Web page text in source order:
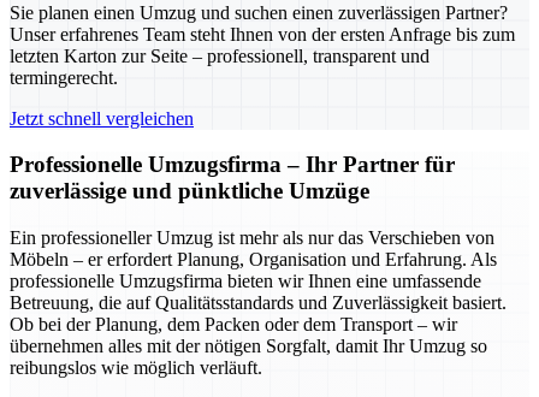
Sie planen einen Umzug und suchen einen zuverlässigen Partner?
Unser erfahrenes Team steht Ihnen von der ersten Anfrage bis zum
letzten Karton zur Seite – professionell, transparent und
termingerecht.
Jetzt schnell vergleichen
Professionelle Umzugsfirma – Ihr Partner für
zuverlässige und pünktliche Umzüge
Ein professioneller Umzug ist mehr als nur das Verschieben von
Möbeln – er erfordert Planung, Organisation und Erfahrung. Als
professionelle Umzugsfirma bieten wir Ihnen eine umfassende
Betreuung, die auf Qualitätsstandards und Zuverlässigkeit basiert.
Ob bei der Planung, dem Packen oder dem Transport – wir
übernehmen alles mit der nötigen Sorgfalt, damit Ihr Umzug so
reibungslos wie möglich verläuft.